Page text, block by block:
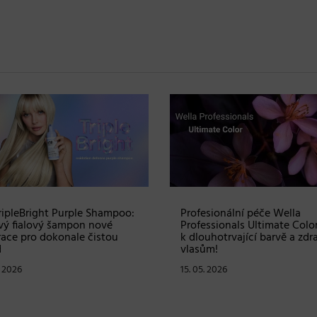
ke Dni matek: vyhrajte
produkty RevitaLash v
více než 2700 Kč
Prvomájová soutěž – vyhrajte
Blindbox s produkty od
profesionální značky Matrix!
30. 04. 2026